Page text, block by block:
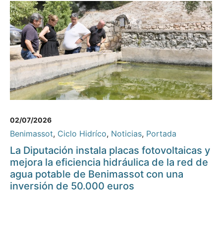
02/07/2026
Benimassot, Ciclo Hidríco, Noticias, Portada
La Diputación instala placas fotovoltaicas y
mejora la eficiencia hidráulica de la red de
agua potable de Benimassot con una
inversión de 50.000 euros